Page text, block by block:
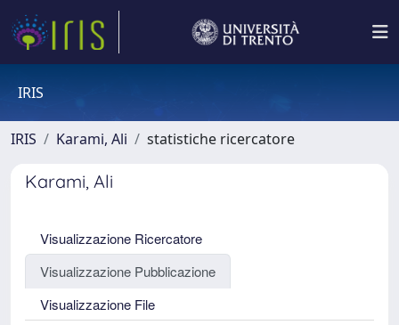
IRIS
IRIS Karami, Ali statistiche ricercatore
Karami, Ali
Visualizzazione Ricercatore
Visualizzazione Pubblicazione
Visualizzazione File